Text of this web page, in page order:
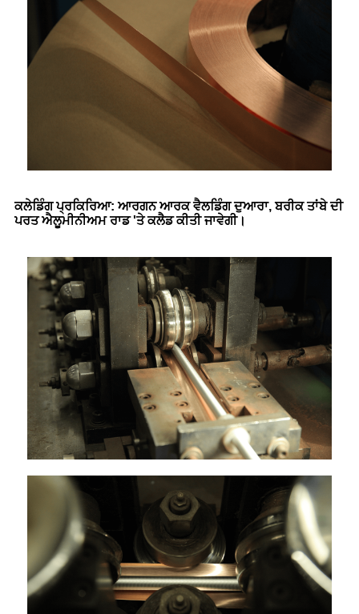
ਕਲੇਡਿੰਗ ਪ੍ਰਕਿਰਿਆ: ਆਰਗਨ ਆਰਕ ਵੈਲਡਿੰਗ ਦੁਆਰਾ, ਬਰੀਕ ਤਾਂਬੇ ਦੀ
ਪਰਤ ਐਲੂਮੀਨੀਅਮ ਰਾਡ 'ਤੇ ਕਲੈਡ ਕੀਤੀ ਜਾਵੇਗੀ।